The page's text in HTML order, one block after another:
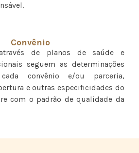
Convênio
de planos de saúde e
seguem as determinações
convênio e/ou parceria,
e outras especificidades do
com o padrão de qualidade da